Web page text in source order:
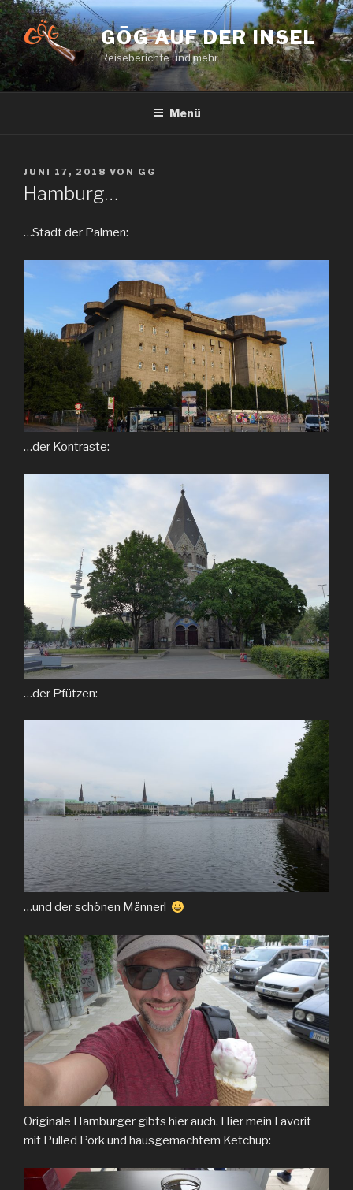
Zum
Inhalt
springen
GÖG AUF DER INSEL
Reiseberichte und mehr.
Menü
VERÖFFENTLICHT
AM
JUNI 17, 2018 VON GG
Hamburg…
…Stadt der Palmen:
…der Kontraste:
…der Pfützen:
…und der schönen Männer!
Originale Hamburger gibts hier auch. Hier mein Favorit
mit Pulled Pork und hausgemachtem Ketchup: